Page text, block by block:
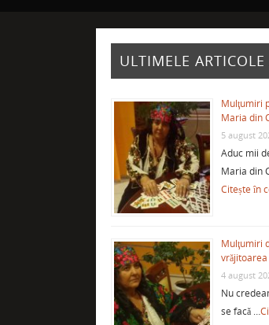
ULTIMELE
Mulţumiri
Maria din
5 august
Aduc mii
Maria din
Citește în
Mulţumiri
4 august
Nu
se facă …